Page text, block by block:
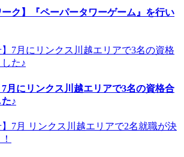
ーク】『ペーパータワーゲーム』を行い
7月にリンクス川越エリアで3名の資格合
♪